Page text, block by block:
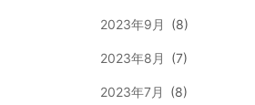
2023年9月 (8)
2023年8月 (7)
2023年7月 (8)